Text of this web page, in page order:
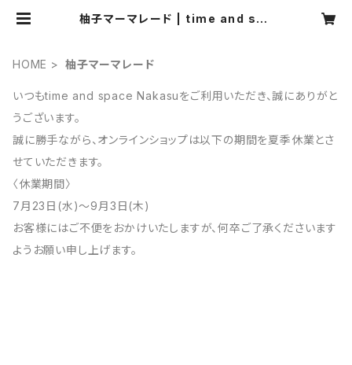
柚子マーマレード | time and spa
HOME 柚子マーマレード
いつもtime and space Nakasuをご利用いただき、誠にありがと
うございます。
誠に勝手ながら、オンラインショップは以下の期間を夏季休業とさ
せていただきます。
〈休業期間〉
7月23日(水)～9月3日(木)
お客様にはご不便をおかけいたしますが、何卒ご了承くださいます
ようお願い申し上げます。